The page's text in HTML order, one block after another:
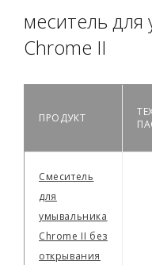
меситель для
Chrome II
ПРОДУКТ
Смеситель
для
умывальника
Сhrome II без
открывания